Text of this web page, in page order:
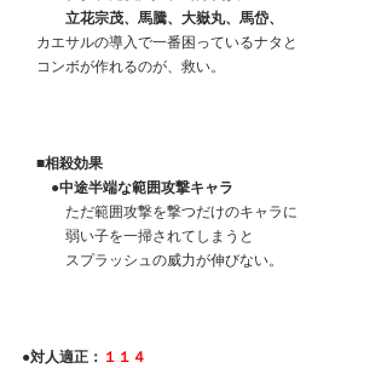
立花宗茂、馬騰、大嶽丸、馬岱、
カエサルの導入で一番困っているナタと
コンボが作れるのが、救い。
■相殺効果
●中途半端な範囲攻撃キャラ
ただ範囲攻撃を撃つだけのキャラに
弱い子を一掃されてしまうと
スプラッシュの威力が伸びない。
●対人適正： １１４